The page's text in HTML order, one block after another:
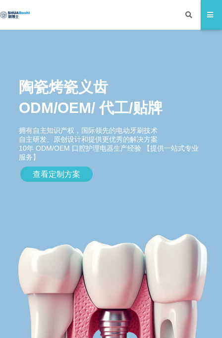
陶瓷烤瓷义齿
ODM/OEM/ 代工/贴牌
拥有自主知识产权，国际领先的电动牙刷技术
自主研发、原创设计和提供更优秀的解决方案
10年 ODM/OEM 口腔护理电器生产经验 【提供一站式专业
服务】
查看定制方案